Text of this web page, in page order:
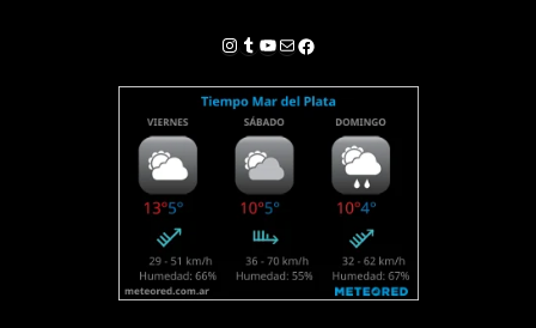
Instagram
Tumblr
YouTube
Correo electrónico
Facebook